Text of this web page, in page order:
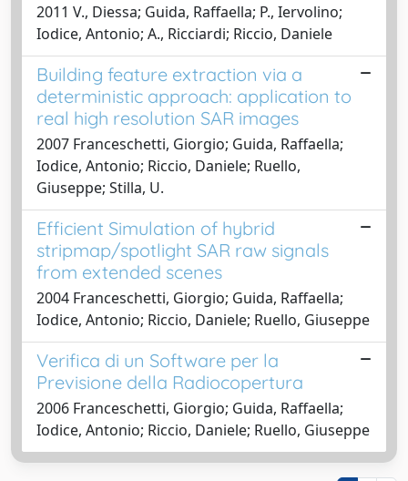
2011 V., Diessa; Guida, Raffaella; P., Iervolino;
Iodice, Antonio; A., Ricciardi; Riccio, Daniele
Building feature extraction via a
deterministic approach: application to
real high resolution SAR images
2007 Franceschetti, Giorgio; Guida, Raffaella;
Iodice, Antonio; Riccio, Daniele; Ruello,
Giuseppe; Stilla, U.
Efficient Simulation of hybrid
stripmap/spotlight SAR raw signals
from extended scenes
2004 Franceschetti, Giorgio; Guida, Raffaella;
Iodice, Antonio; Riccio, Daniele; Ruello, Giuseppe
Verifica di un Software per la
Previsione della Radiocopertura
2006 Franceschetti, Giorgio; Guida, Raffaella;
Iodice, Antonio; Riccio, Daniele; Ruello, Giuseppe